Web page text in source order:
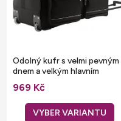
o
u
p
o
d
Odolný kufr s velmi pevným
dnem a velkým hlavním
prostorem
969 Kč